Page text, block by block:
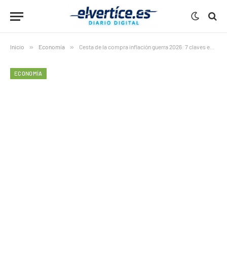
Inicio » Economía » Cesta de la compra inflación guerra 2026: 7 claves esenciales del aviso urgente de Aecoc sobre subidas inevitables
ECONOMÍA